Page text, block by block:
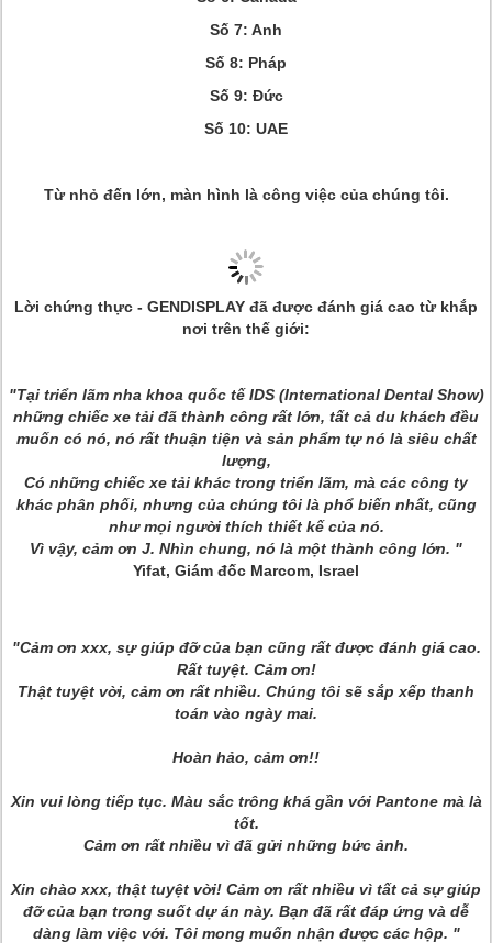
Số 7: Anh
Số 8: Pháp
Số 9: Đức
Số 10: UAE
Từ nhỏ đến lớn, màn hình là công việc của chúng tôi.
Lời chứng thực - GENDISPLAY đã được đánh giá cao từ khắp
nơi trên thế giới:
"Tại triển lãm nha khoa quốc tế IDS (International Dental Show)
những chiếc xe tải đã thành công rất lớn, tất cả du khách đều
muốn có nó, nó rất thuận tiện và sản phẩm tự nó là siêu chất
lượng,
Có những chiếc xe tải khác trong triển lãm, mà các công ty
khác phân phối, nhưng của chúng tôi là phổ biến nhất, cũng
như mọi người thích thiết kế của nó.
Vì vậy, cảm ơn J. Nhìn chung, nó là một thành công lớn. "
Yifat, Giám đốc Marcom, Israel
"Cảm ơn xxx, sự giúp đỡ của bạn cũng rất được đánh giá cao.
Rất tuyệt. Cảm ơn!
Thật tuyệt vời, cảm ơn rất nhiều. Chúng tôi sẽ sắp xếp thanh
toán vào ngày mai.
Hoàn hảo, cảm ơn!!
Xin vui lòng tiếp tục. Màu sắc trông khá gần với Pantone mà là
tốt.
Cảm ơn rất nhiều vì đã gửi những bức ảnh.
Xin chào xxx, thật tuyệt vời! Cảm ơn rất nhiều vì tất cả sự giúp
đỡ của bạn trong suốt dự án này. Bạn đã rất đáp ứng và dễ
dàng làm việc với. Tôi mong muốn nhận được các hộp. "